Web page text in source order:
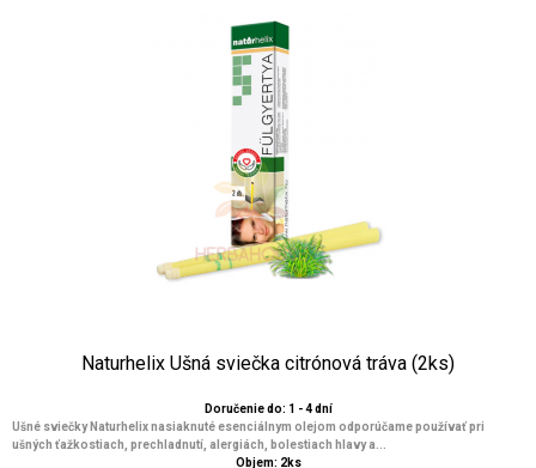
Naturhelix Ušná sviečka citrónová tráva (2ks)
Doručenie do: 1 - 4 dní
Ušné sviečky Naturhelix nasiaknuté esenciálnym olejom odporúčame používať pri
ušných ťažkostiach, prechladnutí, alergiách, bolestiach hlavy a...
Objem: 2ks